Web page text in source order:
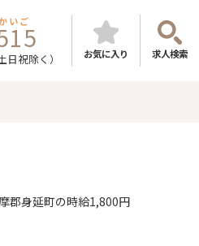
いご
祝除く） お気に入り 求人検索
郡身延町の時給1,800円